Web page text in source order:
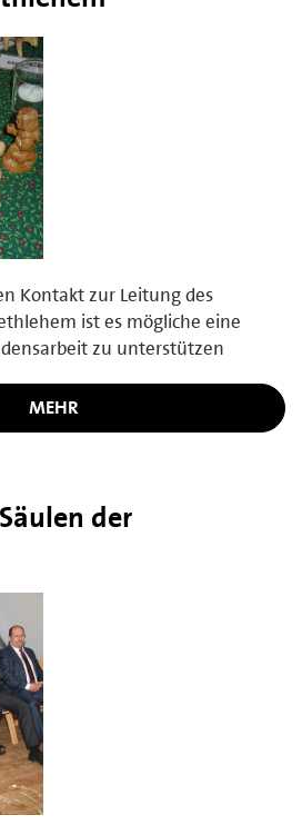
Kontakt zur Leitung des
ist es mögliche eine
zu unterstützen
MEHR
der